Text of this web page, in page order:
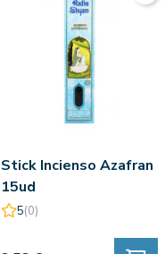
Stick Incienso Azafran
15ud
5(0)